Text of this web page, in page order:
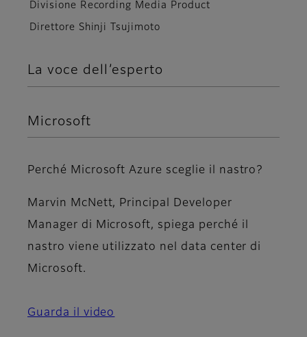
Divisione Recording Media Product
Direttore Shinji Tsujimoto
La voce dell’esperto
Microsoft
Perché Microsoft Azure sceglie il nastro?
Marvin McNett, Principal Developer
Manager di Microsoft, spiega perché il
nastro viene utilizzato nel data center di
Microsoft.
Guarda il video